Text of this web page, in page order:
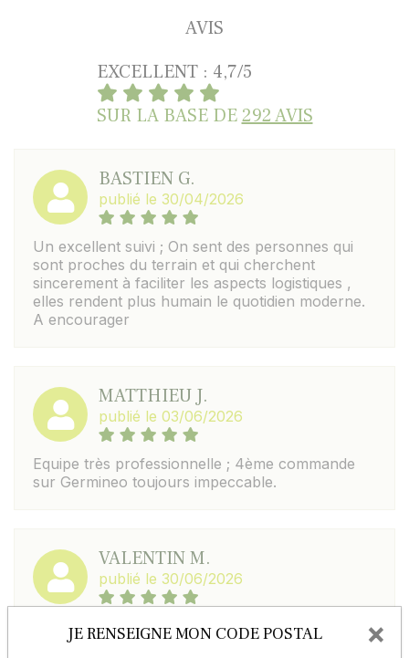
AVIS
EXCELLENT : 4,7/5
SUR LA BASE DE292 AVIS
BASTIEN G.
publié le 30/04/2026
Un excellent suivi ; On sent des personnes qui
sont proches du terrain et qui cherchent
sincerement à faciliter les aspects logistiques ,
elles rendent plus humain le quotidien moderne.
A encourager
MATTHIEU J.
publié le 03/06/2026
Equipe très professionnelle ; 4ème commande
sur Germineo toujours impeccable.
VALENTIN M.
publié le 30/06/2026
Parfait, c est simple, rapide, une équipe au top et
toujours très arrangeant. Je recommande à
JE RENSEIGNE MON CODE POSTAL ×